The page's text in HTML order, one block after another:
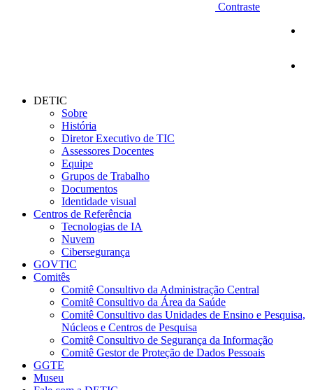
Contraste
DETIC
Sobre
História
Diretor Executivo de TIC
Assessores Docentes
Equipe
Grupos de Trabalho
Documentos
Identidade visual
Centros de Referência
Tecnologias de IA
Nuvem
Cibersegurança
GOVTIC
Comitês
Comitê Consultivo da Administração Central
Comitê Consultivo da Área da Saúde
Comitê Consultivo das Unidades de Ensino e Pesquisa,
Núcleos e Centros de Pesquisa
Comitê Consultivo de Segurança da Informação
Comitê Gestor de Proteção de Dados Pessoais
GGTE
Museu